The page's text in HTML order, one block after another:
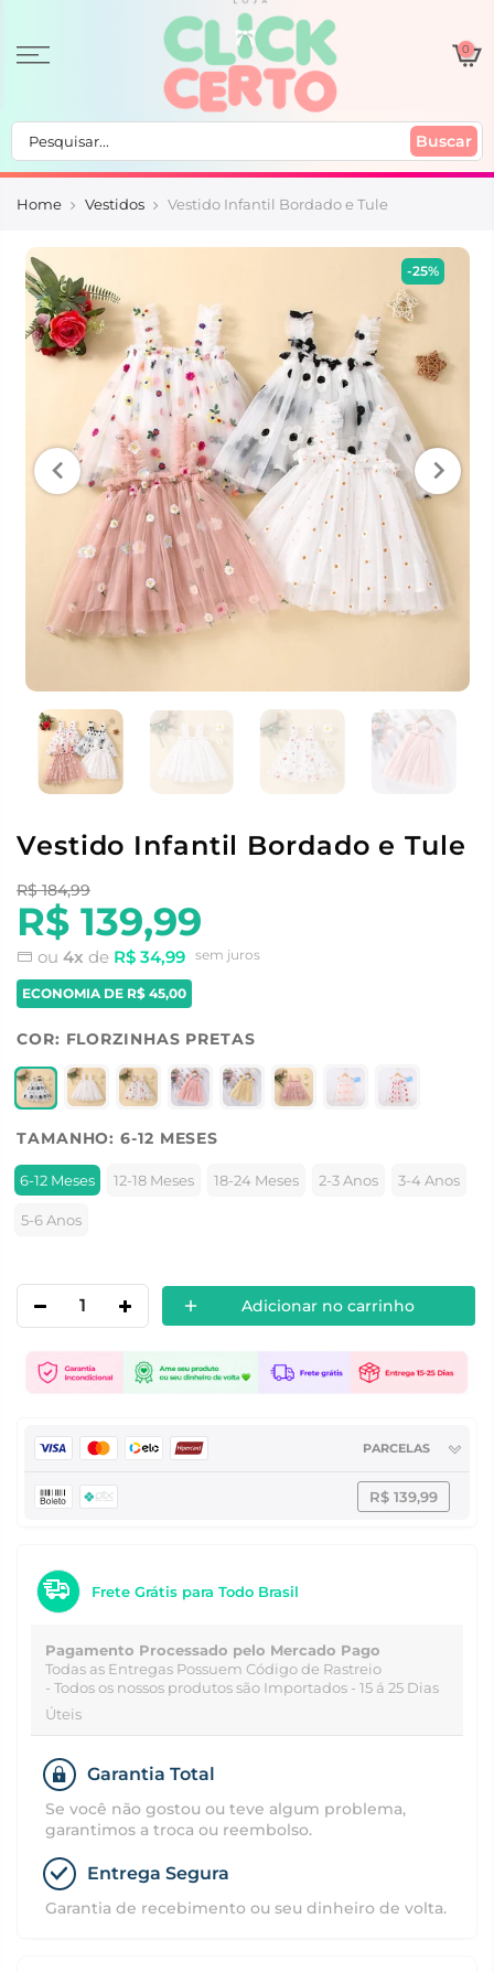
0
Buscar
Home Vestidos Vestido Infantil Bordado e Tule
-25%
Vestido Infantil Bordado e Tule
R$ 184,99
R$ 139,99
ou 4x de R$ 34,99 sem juros
ECONOMIA DE R$ 45,00
COR: FLORZINHAS PRETAS
TAMANHO:6-12 MESES
6-12 Meses 12-18 Meses 18-24 Meses 2-3 Anos 3-4 Anos
5-6 Anos
Adicionar no carrinho
PARCELAS
R$ 139,99
Frete Grátis para Todo Brasil
Pagamento Processado pelo Mercado Pago
Todas as Entregas Possuem Código de Rastreio
- Todos os nossos produtos são Importados - 15 á 25 Dias
Úteis
Garantia Total
Se você não gostou ou teve algum problema,
garantimos a troca ou reembolso.
Entrega Segura
Garantia de recebimento ou seu dinheiro de volta.